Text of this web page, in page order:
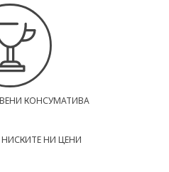
КОНСУМАТИВА
НИСКИТЕ НИ ЦЕНИ